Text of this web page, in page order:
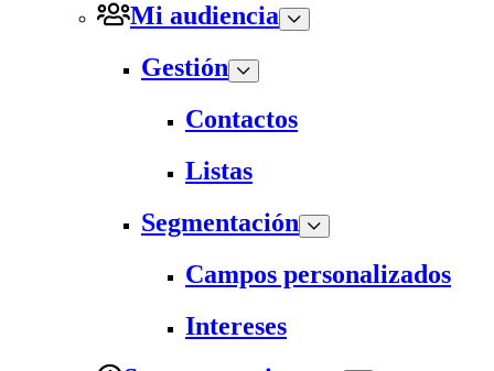
Mi audiencia
Gestión
Contactos
Listas
Segmentación
Campos personalizados
Intereses